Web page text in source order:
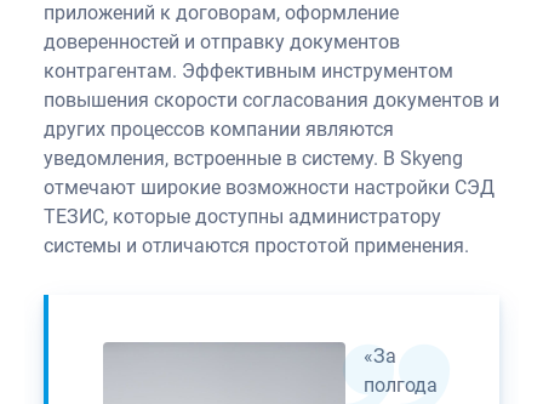
приложений к договорам, оформление
доверенностей и отправку документов
контрагентам. Эффективным инструментом
повышения скорости согласования документов и
других процессов компании являются
уведомления, встроенные в систему. В Skyeng
отмечают широкие возможности настройки СЭД
ТЕЗИС, которые доступны администратору
системы и отличаются простотой применения.
«За
полгода